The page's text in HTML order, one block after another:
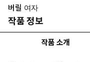
결국 처절하게 매달리는 후
6. 공감 글귀: “서유건 씨,
버릴 여자
작품 정보
작품 소개